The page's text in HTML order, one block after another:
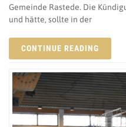
Gemeinde Rastede. Die
und hätte, sollte in der
CONTINUE READING